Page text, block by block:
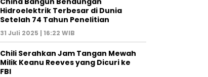
Hidroelektrik Terbesar di Dunia
Setelah 74 Tahun Penelitian
31 Juli 2025 | 16:22 WIB
Chili Serahkan Jam Tangan Mewah
Milik Keanu Reeves yang Dicuri ke
FBI